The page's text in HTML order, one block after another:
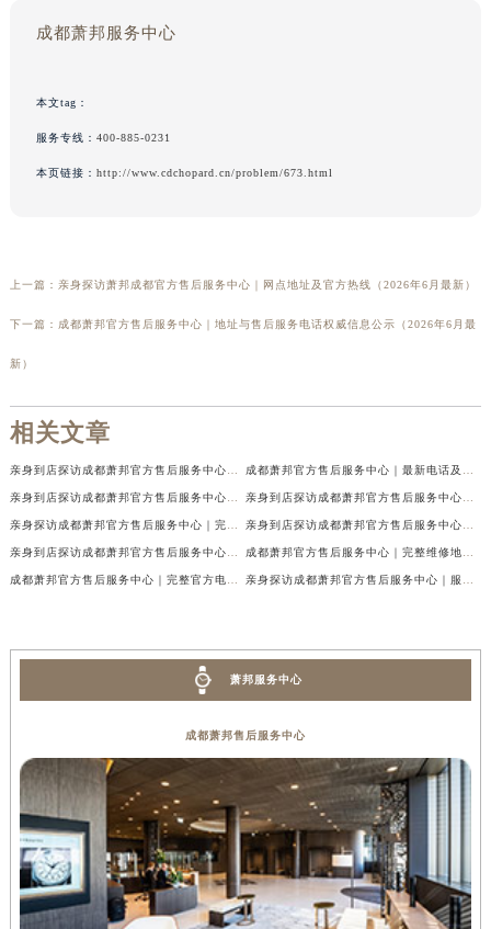
成都萧邦服务中心
本文tag：
服务专线： 400-885-0231
本页链接： http://www.cdchopard.cn/problem/673.html
上一篇： 亲身探访萧邦成都官方售后服务中心｜网点地址及官方热线（2026年6月最新）
下一篇： 成都萧邦官方售后服务中心｜地址与售后服务电话权威信息公示（2026年6月最
新）
相关文章
萧邦服务中心
成都萧邦售后服务中心